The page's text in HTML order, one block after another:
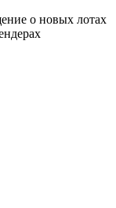
о новых лотах